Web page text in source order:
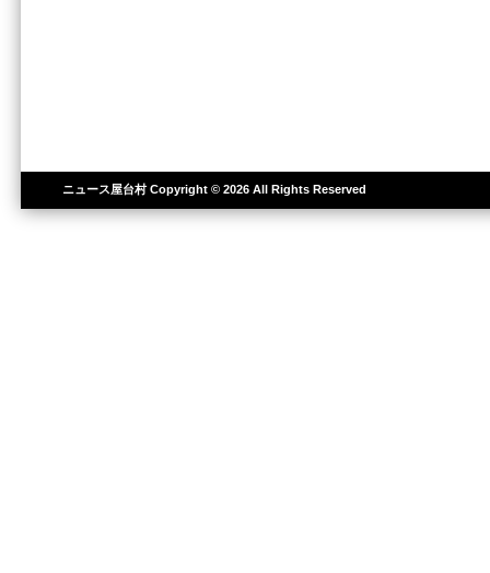
ニュース屋台村Copyright © 2026 All Rights Reserved